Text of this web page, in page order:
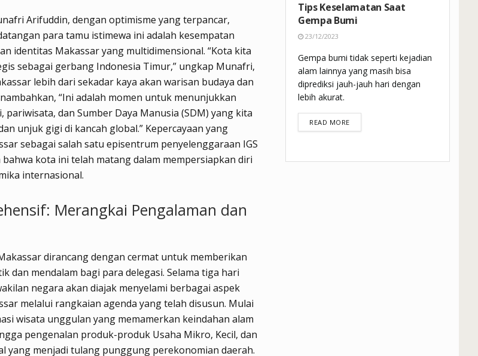
Arifuddin, dengan optimisme yang terpancar,
para tamu istimewa ini adalah kesempatan
identitas Makassar yang multidimensional. “Kota kita
sebagai gerbang Indonesia Timur,” ungkap Munafri,
lebih dari sekadar kaya akan warisan budaya dan
“Ini adalah momen untuk menunjukkan
pariwisata, dan Sumber Daya Manusia (SDM) yang kita
unjuk gigi di kancah global.” Kepercayaan yang
sebagai salah satu episentrum penyelenggaraan IGS
kota ini telah matang dalam mempersiapkan diri
internasional.
Merangkai Pengalaman dan
dirancang dengan cermat untuk memberikan
dan mendalam bagi para delegasi. Selama tiga hari
negara akan diajak menyelami berbagai aspek
melalui rangkaian agenda yang telah disusun. Mulai
wisata unggulan yang memamerkan keindahan alam
pengenalan produk-produk Usaha Mikro, Kecil, dan
yang menjadi tulang punggung perekonomian daerah.
Tips Keselamatan Saat
Gempa Bumi
23/12/2023
Gempa bumi tidak seperti kejadian
alam lainnya yang masih bisa
diprediksi jauh-jauh hari dengan
lebih akurat.
READ MOREDETAILS